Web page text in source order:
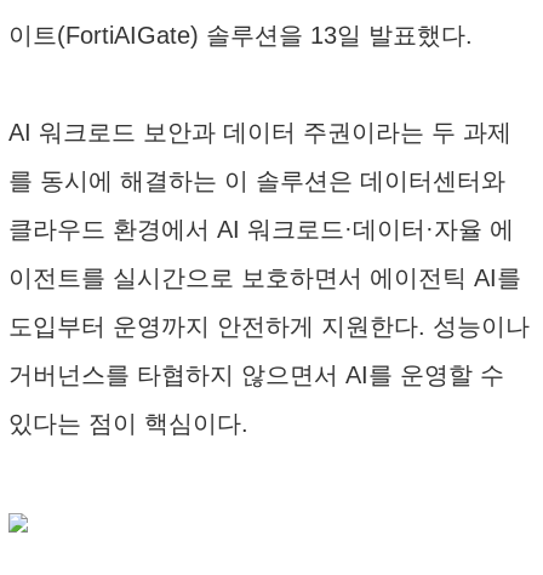
이트(FortiAIGate) 솔루션을 13일 발표했다.
AI 워크로드 보안과 데이터 주권이라는 두 과제
를 동시에 해결하는 이 솔루션은 데이터센터와
클라우드 환경에서 AI 워크로드·데이터·자율 에
이전트를 실시간으로 보호하면서 에이전틱 AI를
도입부터 운영까지 안전하게 지원한다. 성능이나
거버넌스를 타협하지 않으면서 AI를 운영할 수
있다는 점이 핵심이다.